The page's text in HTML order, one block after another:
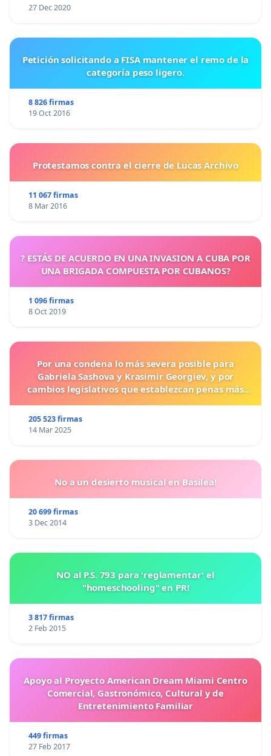
27 Dec 2020
Petición solicitando a FISA mantener el remo de la
categoría peso ligero.
8 826 firmas
19 Oct 2016
Protestamos contra el cierre de Lucas Archivo
11 067 firmas
8 Mar 2016
? ESTÁS DE ACUERDO EN UNA INVASION A CUBA POR
UNA BRIGADA COMPUESTA POR CUBANOS?
1 096 firmas
8 Oct 2019
Por una condena lo más severa posible para
Gabriela Sashova y Krasimir Georgiev, y por
cambios legislativos que establezcan penas más
205 523 firmas
14 Mar 2025
No a un desierto musical en Basilea!
20 699 firmas
3 Dec 2014
NO al P.S. 793 para 'reglamentar' el
"homeschooling" en PR!
3 817 firmas
2 Feb 2015
Apoyo al Proyecto American Dream Miami Centro
Comercial, Gastronómico, Cultural y de
Entretenimiento Familiar
449 firmas
27 Feb 2017